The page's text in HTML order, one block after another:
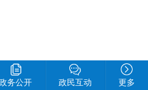
务公开 政民互动 更多